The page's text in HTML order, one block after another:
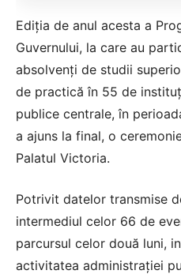
Ediţia de anul acesta a
Guvernului, la care au
absolvenţi de studii
de practică în 55 de
publice centrale, în
a ajuns la final, o
Palatul Victoria.
Potrivit datelor transmise
intermediul celor 66 de
parcursul celor două luni,
activitatea administraţiei